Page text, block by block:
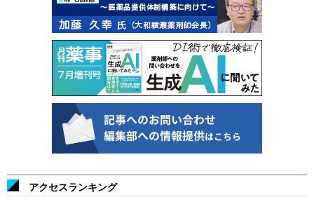
アクセスランキング